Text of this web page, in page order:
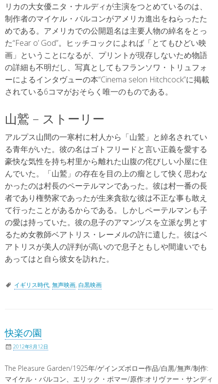
リカの大女優ニタ・ナルディが主演をつとめているのは、
制作者のマイケル・バルコンがアメリカ進出をねらったた
めである。アメリカでの公開題名は主要人物の綽名をとっ
た“Fear o’ God”。ヒッチコックによれば「とてもひどい映
画」ということになるが、プリントが現存しないため物語
の詳細も不明だし、写真としてもフランソワ・トリュフォ
ーによるインタヴューの本“Cinema selon Hitchcock”に掲載
されている6コマがおそらく唯一のものである。
山鷲 – ストーリー
アルプス山間の一寒村に村人から「山鷲」と綽名されてい
る青年がいた。彼の名はゴトフリードと言い正義を愛する
豪快な気性を持ち村里から離れた山腹の侘びしい小屋に住
んでいた。「山鷲」の存在を目の上の瘤として快く思わな
かったのは村長のペーテルマンであった。彼は村一番の長
者であり権勢家であったが生来貪欲な彼は不正な事も敢え
て行ったことがあるからである。しかしペーテルマンも子
の愛は持っていた。彼の息子のアマンヅスを立派な男とす
るため女教師ベアトリス・レーメルの許に遣した。彼はベ
アトリスが美人の評判が高いので息子ともしや間違いでも
あってはと自ら彼女を訪れた。
イギリス時代, 無声映画, 白黒映画
快楽の園
2012年8月12日
The Pleasure Garden/1925年/ゲインズボロー作品/白黒/無声/制作:
マイケル・バルコン、エリック・ポマー/原作:オリヴァー・サンディ